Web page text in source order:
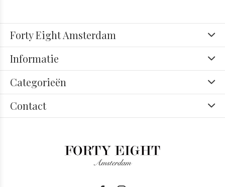
Forty Eight Amsterdam
Informatie
Categorieën
Contact